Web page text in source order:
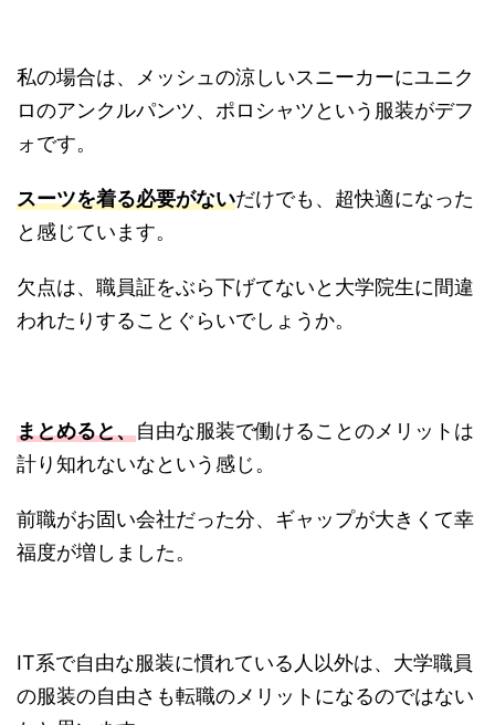
私の場合は、メッシュの涼しいスニーカーにユニク
ロのアンクルパンツ、ポロシャツという服装がデフ
ォです。
スーツを着る必要がないだけでも、超快適になった
と感じています。
欠点は、職員証をぶら下げてないと大学院生に間違
われたりすることぐらいでしょうか。
まとめると、自由な服装で働けることのメリットは
計り知れないなという感じ。
前職がお固い会社だった分、ギャップが大きくて幸
福度が増しました。
IT系で自由な服装に慣れている人以外は、大学職員
の服装の自由さも転職のメリットになるのではない